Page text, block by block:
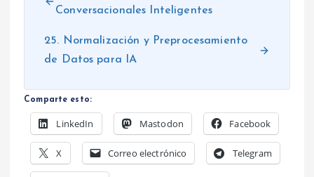
Conversacionales Inteligentes
25. Normalización y Preprocesamiento
de Datos para IA
Comparte esto:
LinkedIn Mastodon Facebook
X Correo electrónico Telegram